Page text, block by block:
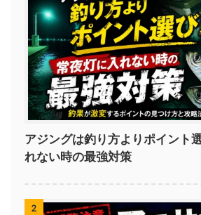
アジングは釣り方よりポイント
れない時の最強対策
2